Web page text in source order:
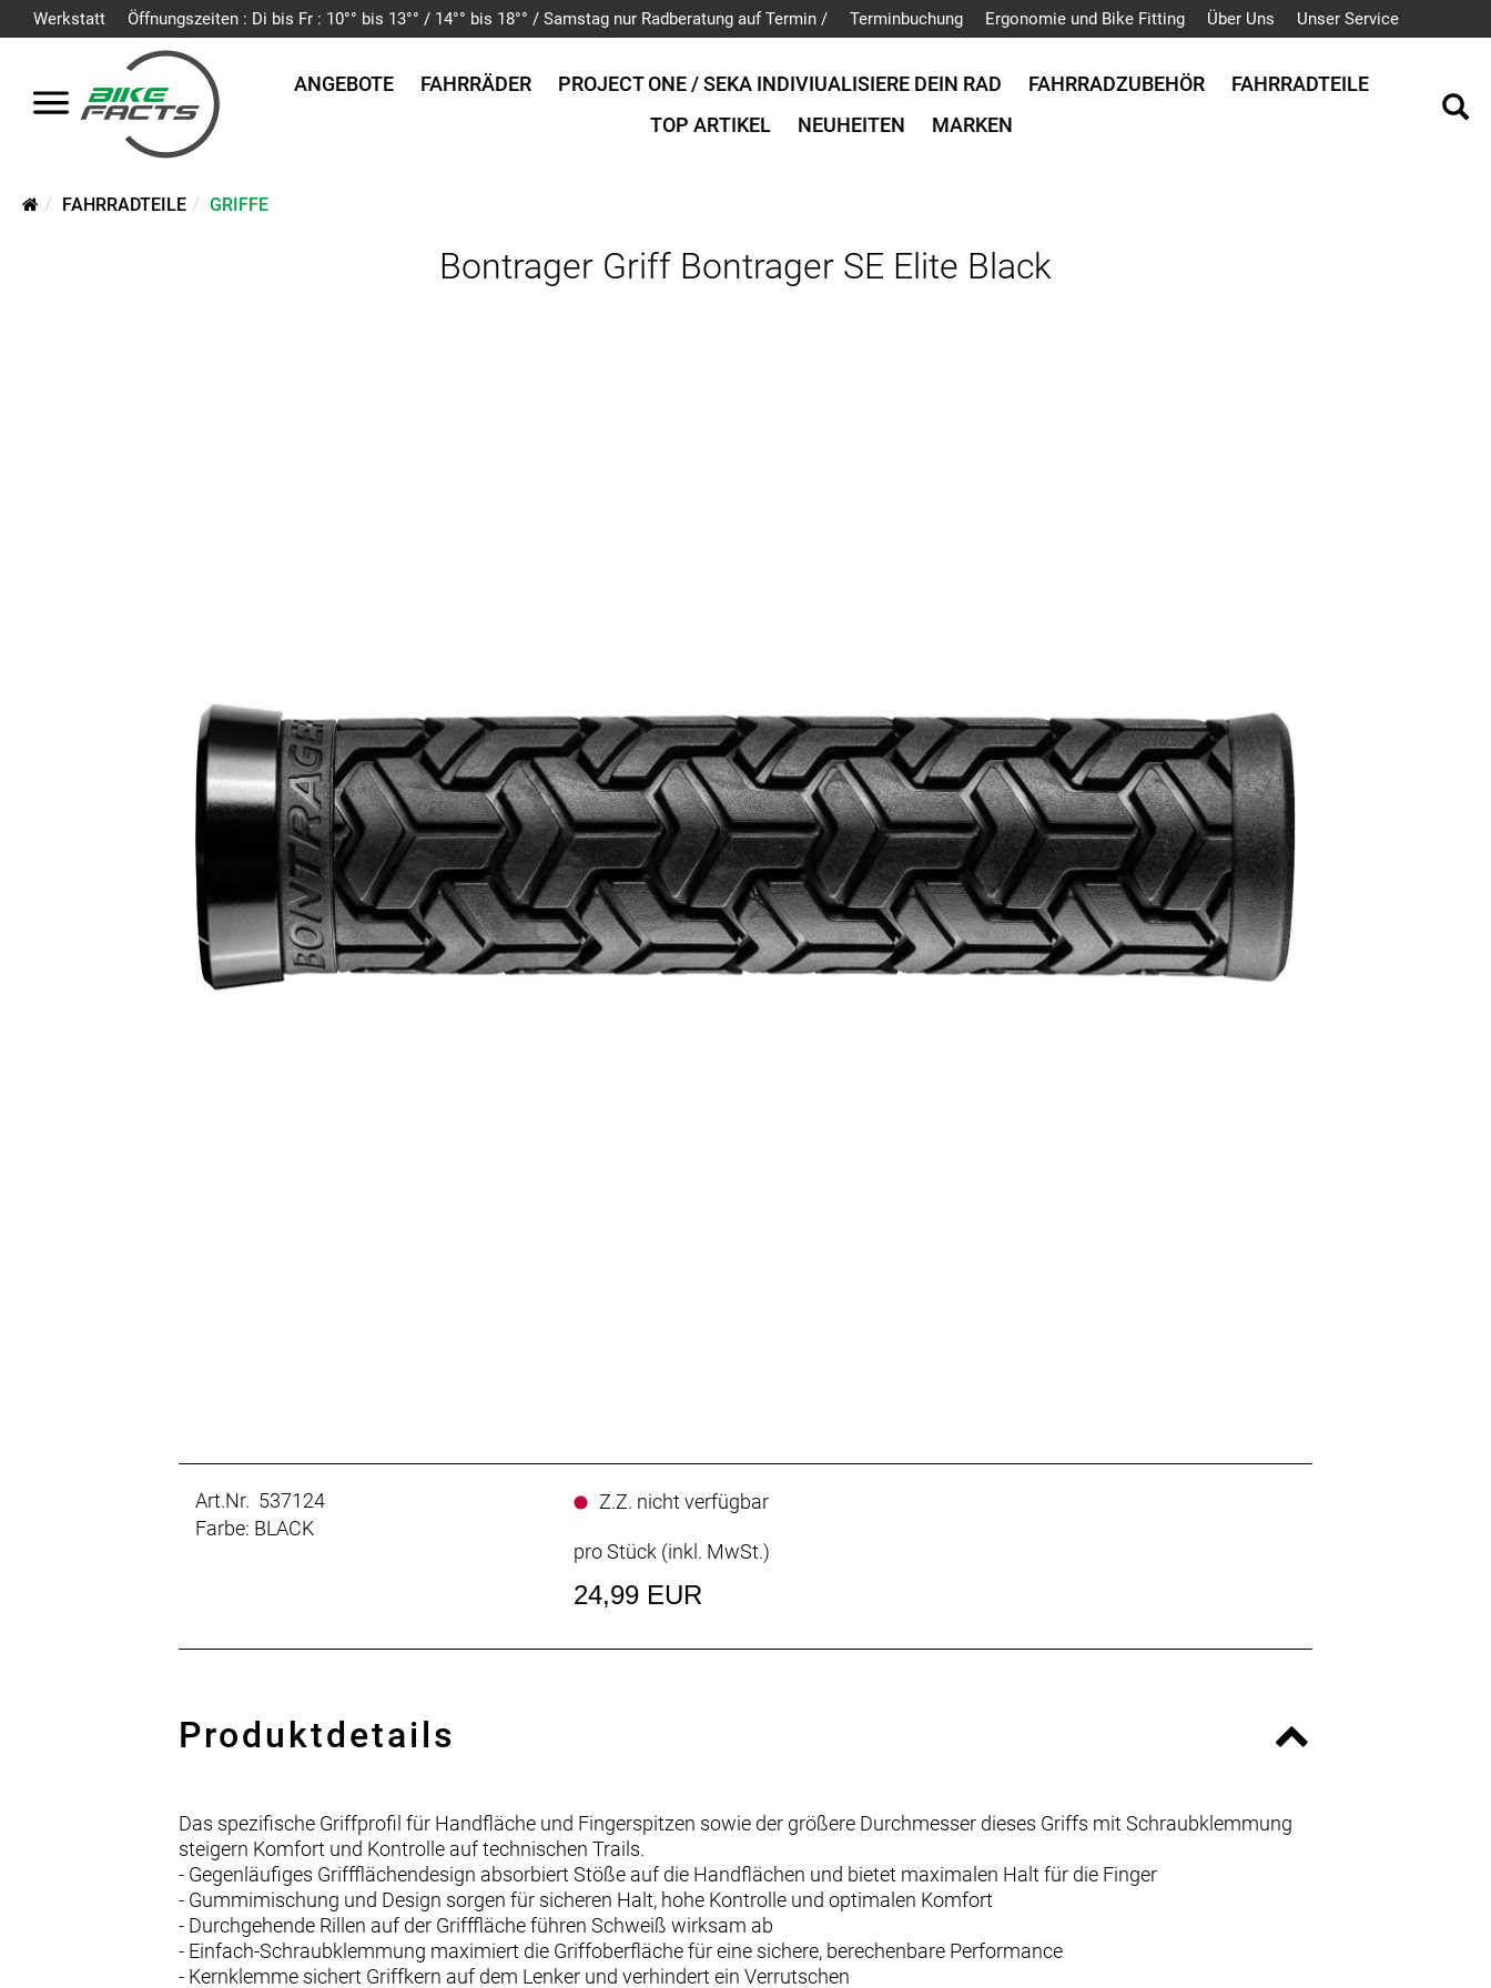
Werkstatt Öffnungszeiten : Di bis Fr : 10°° bis 13°° / 14°° bis 18°° / Samstag nur Radberatung auf Termin / Terminbuchung Ergonomie und Bike Fitting Über Uns Unser Service
ANGEBOTE FAHRRÄDER PROJECT ONE / SEKA INDIVIUALISIERE DEIN RAD FAHRRADZUBEHÖR
FAHRRADTEILE
TOP ARTIKEL
NEUHEITEN MARKEN
FAHRRADTEILE GRIFFE
Bontrager Griff Bontrager SE Elite Black
Art.Nr. 537124
Farbe: BLACK
Z.Z. nicht verfügbar
pro Stück (inkl. MwSt.)
24,99 EUR
Produktdetails
Das spezifische Griffprofil für Handfläche und Fingerspitzen sowie der größere Durchmesser dieses Griffs mit Schraubklemmung
steigern Komfort und Kontrolle auf technischen Trails.
- Gegenläufiges Griffflächendesign absorbiert Stöße auf die Handflächen und bietet maximalen Halt für die Finger
- Gummimischung und Design sorgen für sicheren Halt, hohe Kontrolle und optimalen Komfort
- Durchgehende Rillen auf der Grifffläche führen Schweiß wirksam ab
- Einfach-Schraubklemmung maximiert die Griffoberfläche für eine sichere, berechenbare Performance
- Kernklemme sichert Griffkern auf dem Lenker und verhindert ein Verrutschen